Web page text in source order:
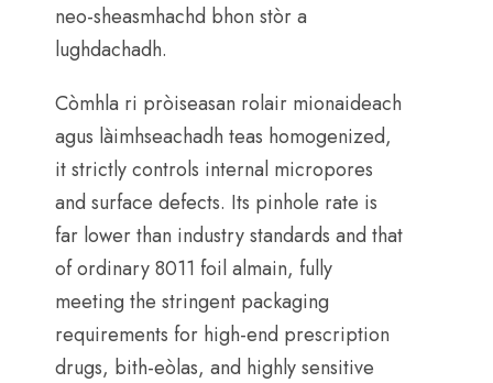
neo-sheasmhachd bhon stòr a
lughdachadh.
Còmhla ri pròiseasan rolair mionaideach
agus làimhseachadh teas homogenized,
it strictly controls internal micropores
and surface defects. Its pinhole rate is
far lower than industry standards and that
of ordinary8011 foil almain, fully
meeting the stringent packaging
requirements for high-end prescription
drugs, bith-eòlas, and highly sensitive